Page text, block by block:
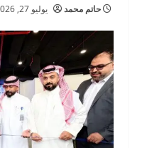
حاتم محمد يوليو 27, 2026